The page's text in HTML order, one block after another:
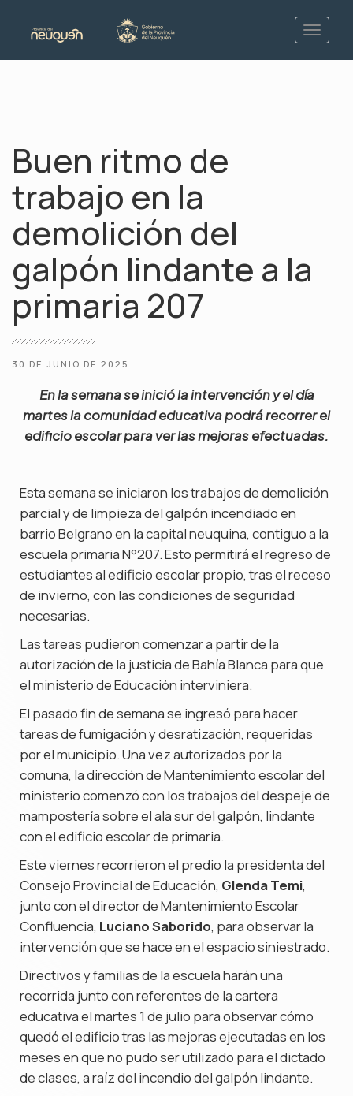
Buen ritmo de
trabajo en la
demolición del
galpón lindante a la
primaria 207
30 DE JUNIO DE 2025
En la semana se inició la intervención y el día
martes la comunidad educativa podrá recorrer el
edificio escolar para ver las mejoras efectuadas.
Esta semana se iniciaron los trabajos de demolición
parcial y de limpieza del galpón incendiado en
barrio Belgrano en la capital neuquina, contiguo a la
escuela primaria N°207. Esto permitirá el regreso de
estudiantes al edificio escolar propio, tras el receso
de invierno, con las condiciones de seguridad
necesarias.
Las tareas pudieron comenzar a partir de la
autorización de la justicia de Bahía Blanca para que
el ministerio de Educación interviniera.
El pasado fin de semana se ingresó para hacer
tareas de fumigación y desratización, requeridas
por el municipio. Una vez autorizados por la
comuna, la dirección de Mantenimiento escolar del
ministerio comenzó con los trabajos del despeje de
mampostería sobre el ala sur del galpón, lindante
con el edificio escolar de primaria.
Este viernes recorrieron el predio la presidenta del
Consejo Provincial de Educación, Glenda Temi,
junto con el director de Mantenimiento Escolar
Confluencia, Luciano Saborido, para observar la
intervención que se hace en el espacio siniestrado.
Directivos y familias de la escuela harán una
recorrida junto con referentes de la cartera
educativa el martes 1 de julio para observar cómo
quedó el edificio tras las mejoras ejecutadas en los
meses en que no pudo ser utilizado para el dictado
de clases, a raíz del incendio del galpón lindante.